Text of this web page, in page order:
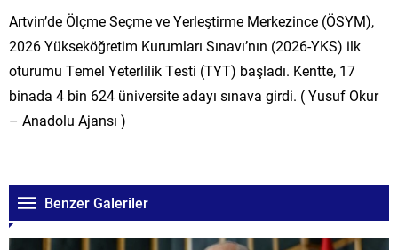
Artvin’de Ölçme Seçme ve Yerleştirme Merkezince (ÖSYM),
2026 Yükseköğretim Kurumları Sınavı’nın (2026-YKS) ilk
oturumu Temel Yeterlilik Testi (TYT) başladı. Kentte, 17
binada 4 bin 624 üniversite adayı sınava girdi. ( Yusuf Okur
– Anadolu Ajansı )
Benzer Galeriler